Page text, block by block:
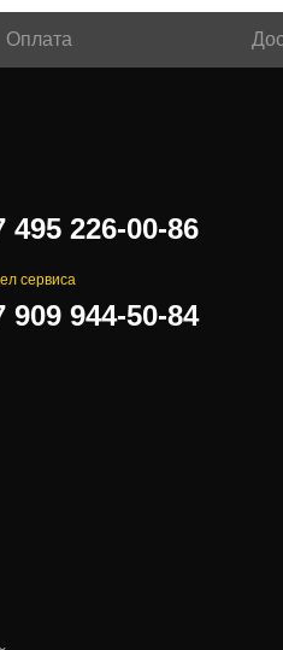
Оплата
495 226-00-86
сервиса
909 944-50-84